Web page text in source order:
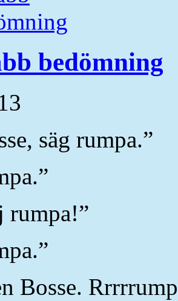
bedömning
säg rumpa.”
rumpa!”
Bosse.